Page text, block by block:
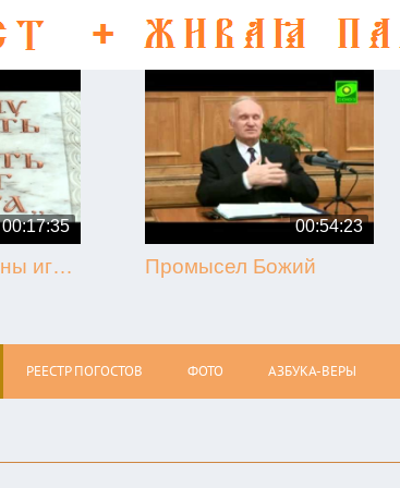
00:17:35
50-летие кончины игумена Никона (Воробьёва) (г. Гагарин, 2013.09.07)
00:54:23
Промысел Божий
РЕЕСТР ПОГОСТОВ ФОТО АЗБУКА-ВЕРЫ